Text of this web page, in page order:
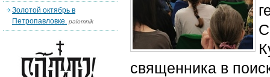
священника в
Золотой октябрь в
Петропавловке. palomnik